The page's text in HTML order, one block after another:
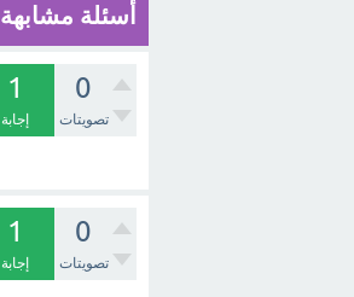
أسئلة مشابهة
0
تصويتات
1
إجابة
0
تصويتات
1
إجابة